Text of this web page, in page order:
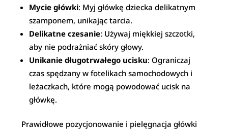
Mycie główki: Myj główkę dziecka delikatnym
szamponem, unikając tarcia.
Delikatne czesanie: Używaj miękkiej szczotki,
aby nie podrażniać skóry głowy.
Unikanie długotrwałego ucisku: Ograniczaj
czas spędzany w fotelikach samochodowych i
leżaczkach, które mogą powodować ucisk na
główkę.
Prawidłowe pozycjonowanie i pielęgnacja główki